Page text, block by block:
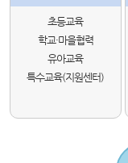
초등교육
학교·마을협력
유아교육
특수교육(지원센터)